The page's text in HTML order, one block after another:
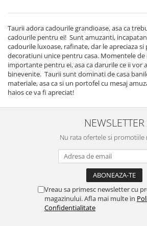
Taurii adora cadourile grandioase, asa ca
cadourile pentru ei! Sunt amuzanti,
cadourile luxoase, rafinate, dar le apreciaza si
decoratiuni unice pentru casa. Momentele
importante pentru ei, asa ca darurile ce ii vor
binevenite. Taurii sunt dominati de casa
materiale, asa ca si un portofel cu mesaj
haios ce va fi apreciat!
NEWSLETTER
Nu rata ofertele si promotiile
Vreau sa primesc newsletter cu
magazinului. Afla mai multe in
Confidentialitate